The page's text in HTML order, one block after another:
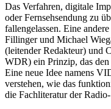
Das Verfahren, digitale
oder Fernsehsendung zu
fallengelassen. Eine
Fillinger und Michael
(leitender Redakteur) und
WDR) ein Prinzip, das
Eine neue Idee namens
verstehen, wie das
die Fachliteratur der